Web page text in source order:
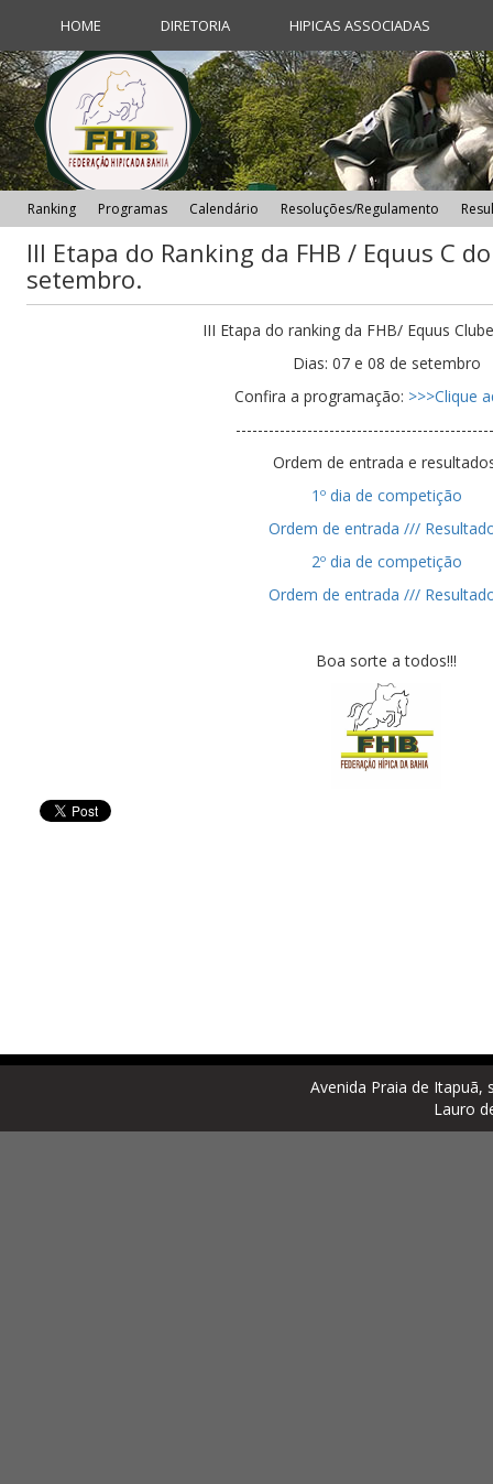
HOME DIRETORIA HIPICAS ASSOCIADAS
Ranking Programas Calendário Resoluções/Regulamento
III Etapa do Ranking da FHB / Equus C
setembro.
III Etapa do ranking da FHB/ Equus
Dias: 07 e 08 de setembro
Confira a programação: >>>Clique
Ordem de entrada e
1º dia de competição
Ordem de entrada ///
2º dia de competição
Ordem de entrada ///
Boa sorte a todos!!!
Avenida Praia de Itapuã,
Lauro